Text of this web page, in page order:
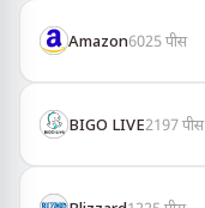
Amazon6025पीस
BIGO LIVE2197पीस